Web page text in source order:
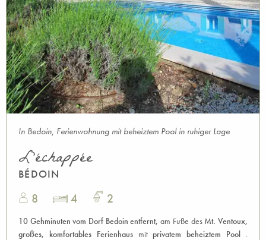
In Bedoin, Ferienwohnung mit beheiztem Pool in ruhiger Lage
L'échappée
BÉDOIN
8 4 2
10 Gehminuten vom Dorf Bedoin entfernt, am Fuße des Mt. Ventoux,
großes, komfortables Ferienhausmit privatem beheiztem Pool .